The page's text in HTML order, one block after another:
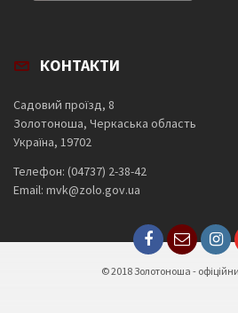
КОНТАКТИ
Садовий проїзд, 8
Золотоноша, Черкаська область
Україна, 19702
Телефон: (04737) 2-38-42
Email: mvk@zolo.gov.ua
© 2018 Золотоноша -